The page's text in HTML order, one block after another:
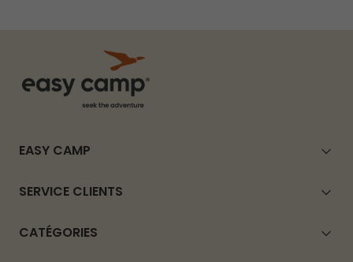
EASY CAMP
SERVICE CLIENTS
CATÉGORIES